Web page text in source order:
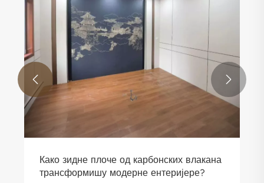
Како зидне плоче од карбонских влакана
трансформишу модерне ентеријере?
 